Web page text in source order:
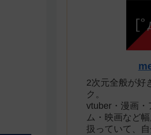
2次元全般が好
ク。
vtuber・漫画・
ム・映画など
扱っていて、